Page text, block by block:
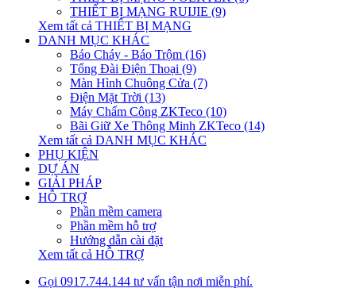
THIẾT BỊ MẠNG RUIJIE (9)
Xem tất cả THIẾT BỊ MẠNG
DANH MỤC KHÁC
Báo Cháy - Báo Trộm (16)
Tổng Đài Điện Thoại (9)
Màn Hình Chuông Cửa (7)
Điện Mặt Trời (13)
Máy Chấm Công ZKTeco (10)
Bãi Giữ Xe Thông Minh ZKTeco (14)
Xem tất cả DANH MỤC KHÁC
PHỤ KIỆN
DỰ ÁN
GIẢI PHÁP
HỖ TRỢ
Phần mềm camera
Phần mềm hỗ trợ
Hướng dẫn cài đặt
Xem tất cả HỖ TRỢ
Gọi 0917.744.144 tư vấn tận nơi miễn phí.